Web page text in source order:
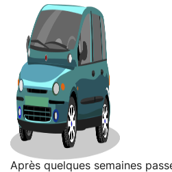
Après quelques semaines